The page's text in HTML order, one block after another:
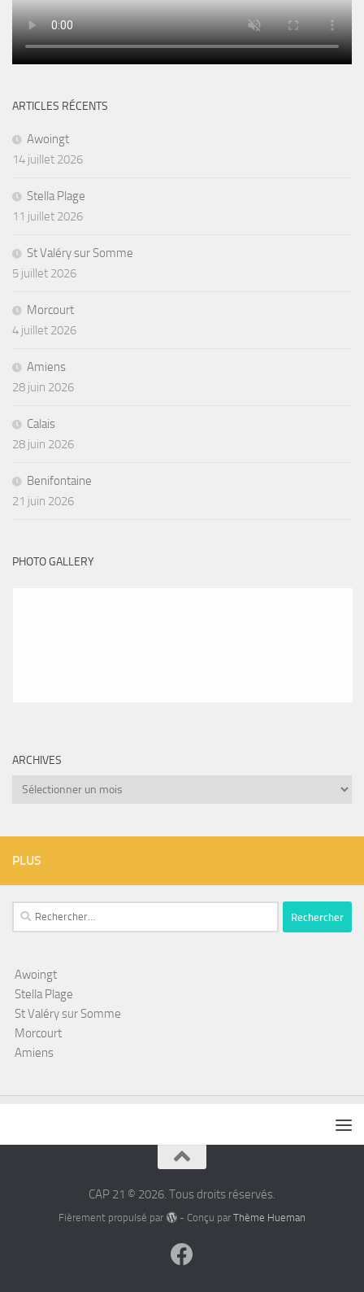
ARTICLES RÉCENTS
Awoingt
14 juillet 2026
Stella Plage
11 juillet 2026
St Valéry sur Somme
5 juillet 2026
Morcourt
4 juillet 2026
Amiens
28 juin 2026
Calais
28 juin 2026
Benifontaine
21 juin 2026
PHOTO GALLERY
ARCHIVES
Archives
PLUS
Rechercher :
Awoingt
Stella Plage
St Valéry sur Somme
Morcourt
Amiens
CAP 21 © 2026. Tous droits réservés.
Fièrement propulsé par - Conçu par Thème Hueman